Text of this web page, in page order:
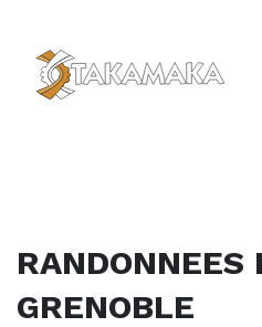
RANDONNEES
GRENOBLE